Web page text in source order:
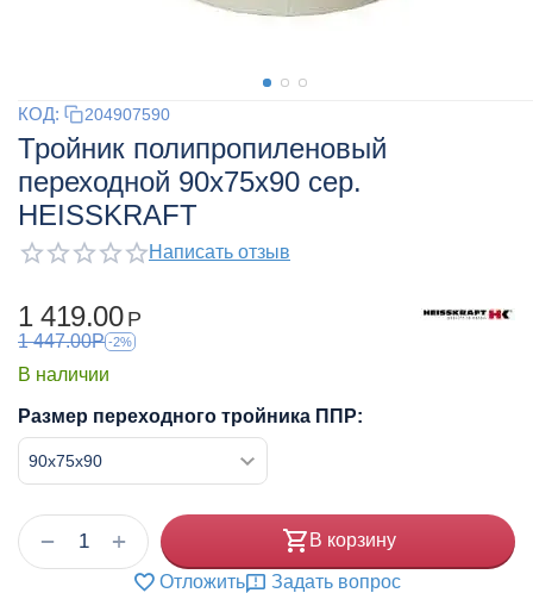
КОД: 204907590
Тройник полипропиленовый
переходной 90х75х90 сер.
HEISSKRAFT
Написать отзыв
1 419.00 Р
1 447.00Р -2%
В наличии
Размер переходного тройника ППР:
+
− В корзину
Отложить Задать вопрос